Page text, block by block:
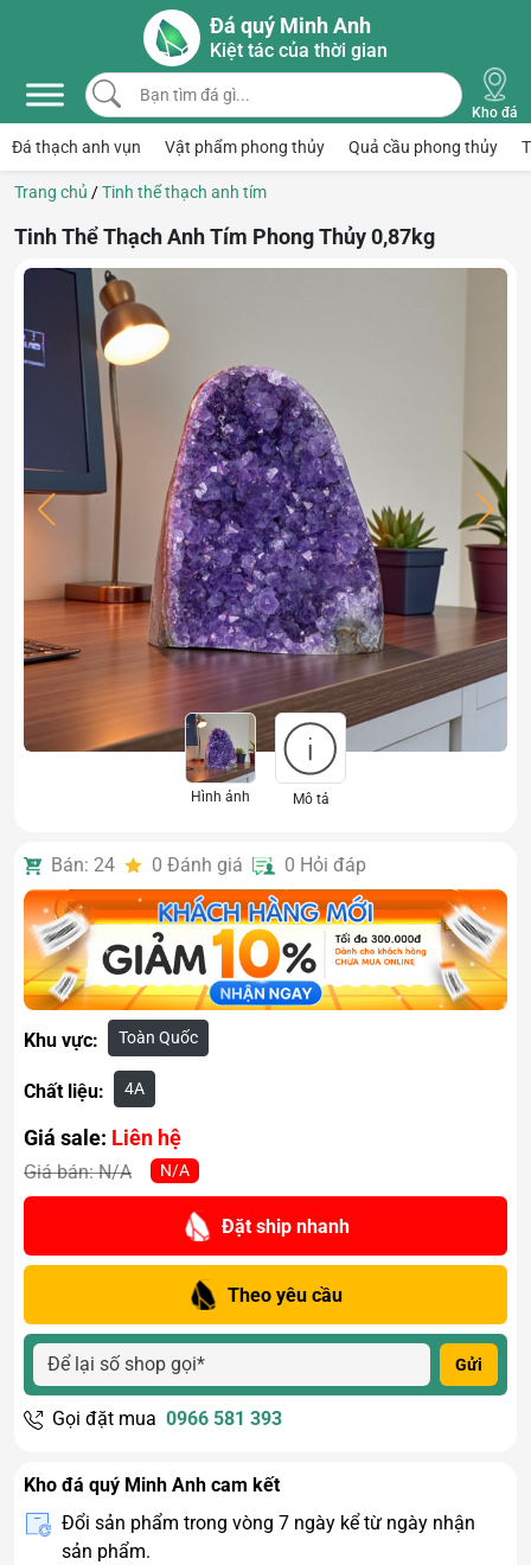
Skip to main content
Đá quý Minh Anh
Kiệt tác của thời gian
Bạn tìm đá gì...
Kho đá
Đá thạch anh vụn Vật phẩm phong thủy Quả cầu phong thủy
Trang chủ /Tinh thể thạch anh tím
Tinh Thể Thạch Anh Tím Phong Thủy 0,87kg
Hình ảnh Mô tả
Bán: 24 0 Đánh giá 0 Hỏi đáp
Khu vực: Toàn Quốc
Chất liệu: 4A
Giá sale: Liên hệ
Giá bán:N/A N/A
Đặt ship nhanh
Theo yêu cầu
Gửi
Gọi đặt mua 0966 581 393
Kho đá quý Minh Anh cam kết
Đổi sản phẩm trong vòng 7 ngày kể từ ngày nhận
sản phẩm.